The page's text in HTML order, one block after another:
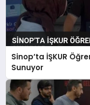
Sinop’ta İŞKUR
Sunuyor